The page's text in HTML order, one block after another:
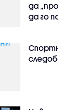
да
да го